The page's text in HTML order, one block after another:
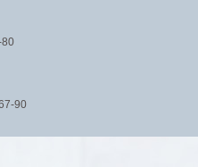
80
90